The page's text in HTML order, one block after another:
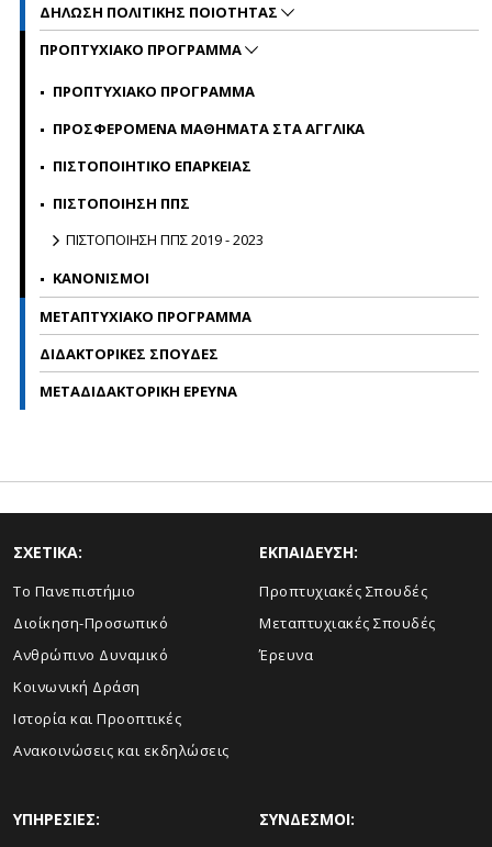
ΔΗΛΩΣΗ ΠΟΛΙΤΙΚΗΣ ΠΟΙΟΤΗΤΑΣ
ΠΡΟΠΤΥΧΙΑΚΟ ΠΡΟΓΡΑΜΜΑ
ΠΡΟΠΤΥΧΙΑΚΟ ΠΡΟΓΡΑΜΜΑ
ΠΡΟΣΦΕΡΟΜΕΝΑ ΜΑΘΗΜΑΤΑ ΣΤΑ ΑΓΓΛΙΚΑ
ΠΙΣΤΟΠΟΙΗΤΙΚΟ ΕΠΑΡΚΕΙΑΣ
ΠΙΣΤΟΠΟΙΗΣΗ ΠΠΣ
ΠΙΣΤΟΠΟΙΗΣΗ ΠΠΣ 2019 - 2023
ΚΑΝΟΝΙΣΜΟΙ
ΜΕΤΑΠΤΥΧΙΑΚΟ ΠΡΟΓΡΑΜΜΑ
ΔΙΔΑΚΤΟΡΙΚΕΣ ΣΠΟΥΔΕΣ
ΜΕΤΑΔΙΔΑΚΤΟΡΙΚΗ ΕΡΕΥΝΑ
ΣΧΕΤΙΚΑ:
Το Πανεπιστήμιο
Διοίκηση-Προσωπικό
Ανθρώπινο Δυναμικό
Κοινωνική Δράση
Ιστορία και Προοπτικές
Ανακοινώσεις και εκδηλώσεις
ΕΚΠΑΙΔΕΥΣΗ:
Προπτυχιακές Σπουδές
Μεταπτυχιακές Σπουδές
Έρευνα
ΥΠΗΡΕΣΙΕΣ: ΣΥΝΔΕΣΜΟΙ: